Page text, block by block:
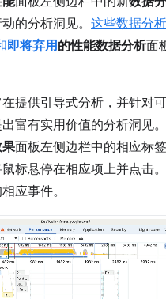
的分析洞见。 这些数据分
即将弃用的性能数据分析面
提供引导式分析，并针对
富有实用价值的分析洞见
面板左侧边栏中的相应标
标悬停在相应项上并点击。
应事件。